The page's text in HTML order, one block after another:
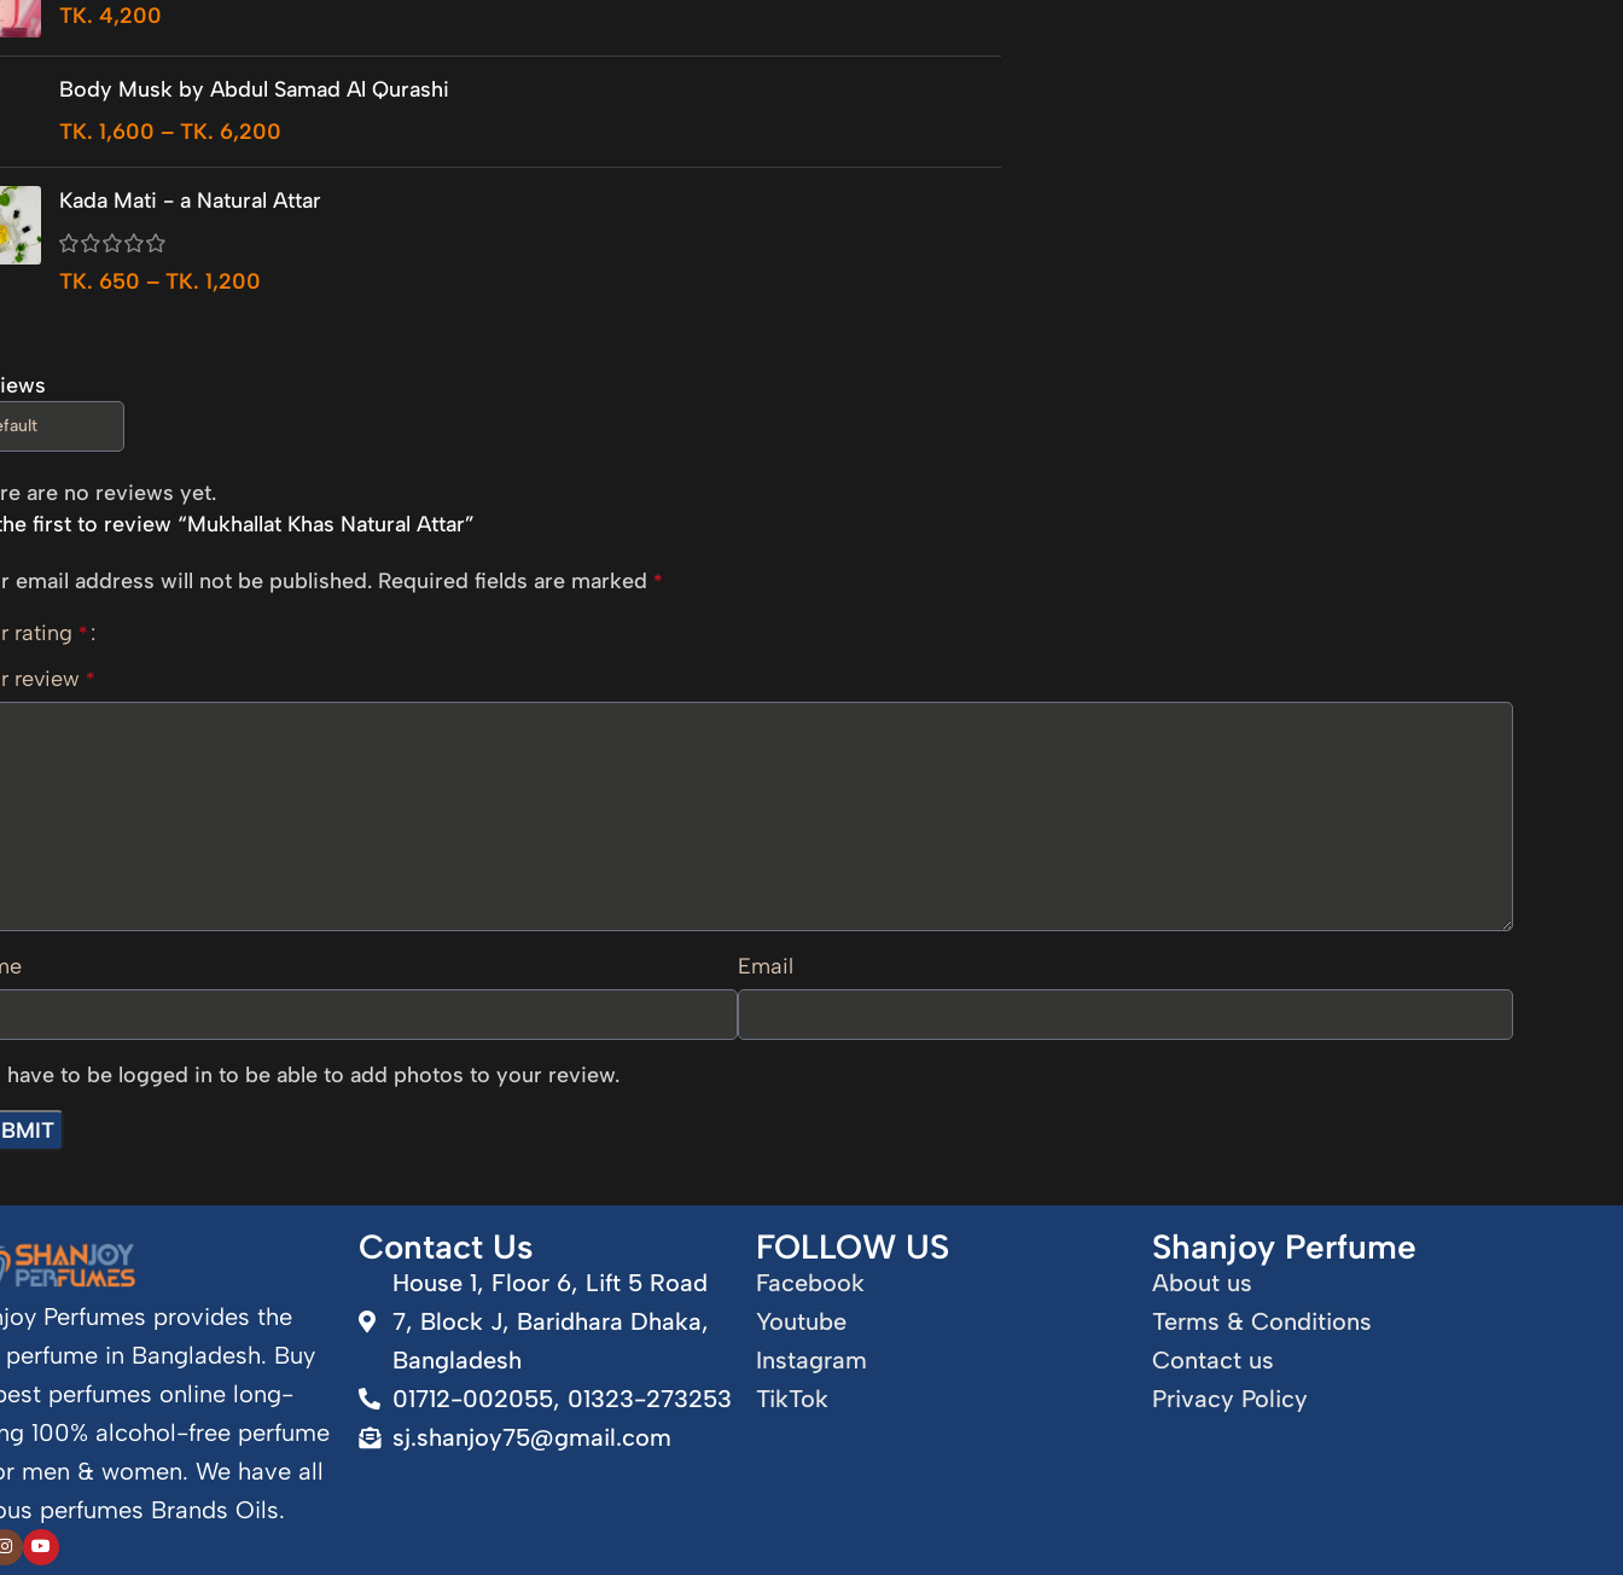
TK.4,200
Body Musk by Abdul Samad Al Qurashi
TK.1,600 – TK. 6,200
Kada Mati - a Natural Attar
TK. 650 – TK.1,200
are no reviews yet.
first to review “Mukhallat Khas Natural Attar”
email address will not be published. Required fields are marked *
rating *
review *
Email
have to be logged in to be able to add photos to your review.
Perfumes provides the
in Bangladesh. Buy
perfumes online long-
100% alcohol-free perfume
men & women. We have all
perfumes Brands Oils.
Contact Us
House 1, Floor 6, Lift 5 Road
7, Block J, Baridhara Dhaka,
Bangladesh
01712-002055, 01323-273253
sj.shanjoy75@gmail.com
FOLLOW US
Facebook
Youtube
Instagram
TikTok
Shanjoy Perfume
About us
Terms & Conditions
Contact us
Privacy Policy